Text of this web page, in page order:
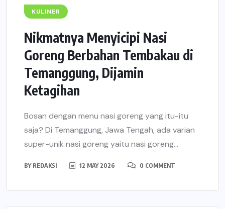
KULINER
Nikmatnya Menyicipi Nasi
Goreng Berbahan Tembakau di
Temanggung, Dijamin
Ketagihan
Bosan dengan menu nasi goreng yang itu-itu
saja? Di Temanggung, Jawa Tengah, ada varian
super-unik nasi goreng yaitu nasi goreng...
BY REDAKSI 12 MAY 2026 0 COMMENT